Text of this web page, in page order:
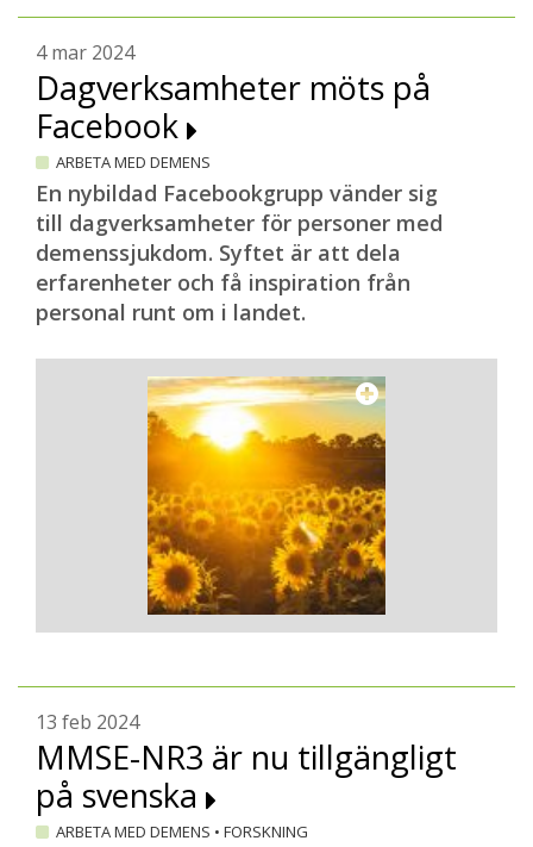
4 mar 2024
Dagverksamheter möts på
Facebook
ARBETA MED DEMENS
En nybildad Facebookgrupp vänder sig
till dagverksamheter för personer med
demenssjukdom. Syftet är att dela
erfarenheter och få inspiration från
personal runt om i landet.
13 feb 2024
MMSE-NR3 är nu tillgängligt
på svenska
ARBETA MED DEMENS • FORSKNING